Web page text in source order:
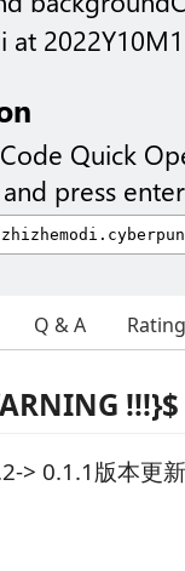
at
Quick
press
Q & A
!!!}$
> 0.1.1版本更